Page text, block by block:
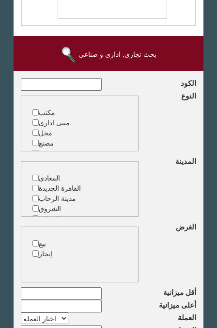
بحث تجارى, ادارى و صناعى
الكود
النوع
مكتب
مبنى ادارى
محل
مصنع
مخزن
ارض خدمات
المدينة
المعادى
القاهرة الجديدة
مدينة الرحاب
الشروق
الزمالك
جاردن سيتى
دقى
المهندسين
الجيزة
وسط البلد
مصر الجديدة
مدينة نصر
السادس من اكتوبر
الشيخ زايد
الغرض
بيع
إيجار
أقل ميزانية
أعلى ميزانية
العملة